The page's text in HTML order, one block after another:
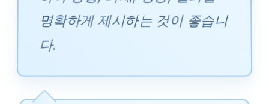
명확하게 제시하는 것이 좋습니
다.